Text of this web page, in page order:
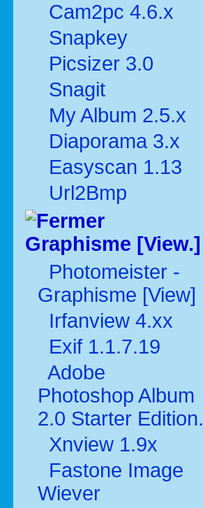
Cam2pc 4.6.x
Snapkey
Picsizer 3.0
Snagit
My Album 2.5.x
Diaporama 3.x
Easyscan 1.13
Url2Bmp
Graphisme [View.]
Photomeister -
Graphisme [View]
Irfanview 4.xx
Exif 1.1.7.19
Adobe
Photoshop Album
2.0 Starter Edition.
Xnview 1.9x
Fastone Image
Wiever